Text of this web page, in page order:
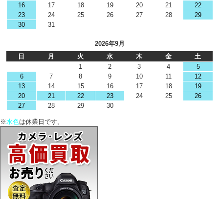
16
17 18 19 20 21
22
23
24 25 26 27 28
29
30
31
2026年9月
日
月 火 水 木 金
土
1
2 3 4
5
6
7 8 9 10 11
12
13
14 15 16 17 18
19
20
21 22 23 24 25
26
27
28 29 30
※水色は休業日です。